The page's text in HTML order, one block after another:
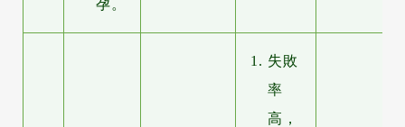
孕。
失敗
率
高，